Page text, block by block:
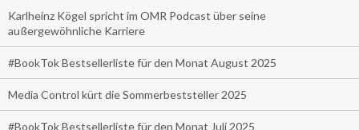
Karlheinz Kögel spricht im OMR Podcast über seine
außergewöhnliche Karriere
#BookTok Bestsellerliste für den Monat August 2025
Media Control kürt die Sommerbeststeller 2025
#BookTok Bestsellerliste für den Monat Juli 2025